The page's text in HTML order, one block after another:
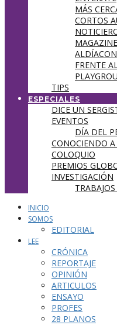
MÁS
CORTOS
MAGAZINE
FRENTE
TIPS
ESPECIALES
DICE UN
EVENTOS
DÍA DEL
CONOCIENDO A
COLOQUIO
PREMIOS
INVESTIGACIÓN
INICIO
SOMOS
EDITORIAL
LEE
CRÓNICA
REPORTAJE
OPINIÓN
ARTICULOS
ENSAYO
PROFES
28 PLANOS